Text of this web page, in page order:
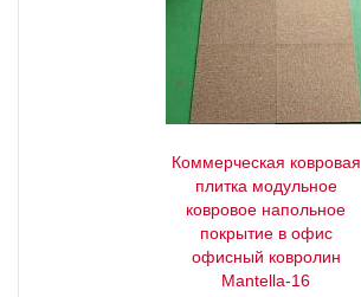
Коммерческая ковровая
плитка модульное
ковровое напольное
покрытие в офис
офисный ковролин
Mantella-16